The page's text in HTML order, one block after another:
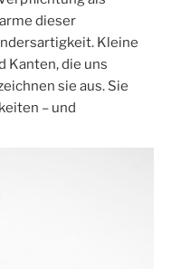
dieser
Kleine
Kanten, die uns
sie aus. Sie
– und